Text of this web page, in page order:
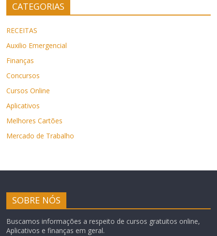
CATEGORIAS
RECEITAS
Auxilio Emergencial
Finanças
Concursos
Cursos Online
Aplicativos
Melhores Cartões
Mercado de Trabalho
SOBRE NÓS
Buscamos informações a respeito de cursos gratuitos online,
Aplicativos e finanças em geral.